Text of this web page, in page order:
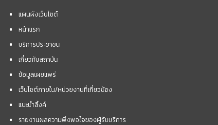
แผนผังเว็บไซต์
หน้าแรก
บริการประชาชน
เกี่ยวกับสถาบัน
ข้อมูลเผยแพร่
เว็บไซต์ภายใน/หน่วยงานที่เกี่ยวข้อง
แนะนำลิ้งค์
รายงานผลความพึงพอใจของผู้รับบริการ